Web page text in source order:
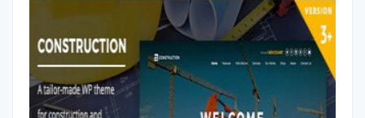
اکشن-فتوشاپ
براش-فتوشاپ
فیلتر-فتوشاپ